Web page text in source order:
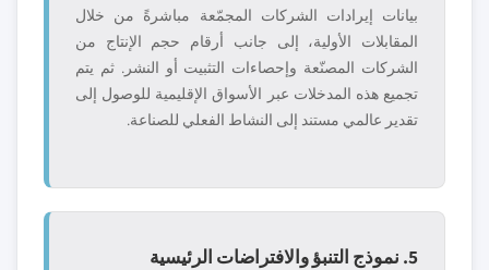
بيانات إيرادات الشركات المجمّعة مباشرةً من خلال
المقابلات الأولية، إلى جانب أرقام حجم الإنتاج من
الشركات المصنّعة وإحصاءات التثبيت أو النشر. ثم يتم
تجميع هذه المدخلات عبر الأسواق الإقليمية للوصول إلى
تقدير عالمي مستند إلى النشاط الفعلي للصناعة.
5. نموذج التنبؤ والافتراضات الرئيسية